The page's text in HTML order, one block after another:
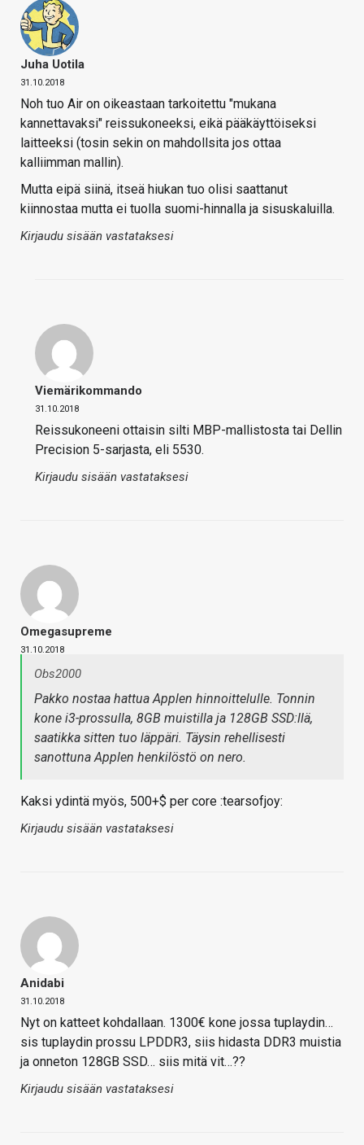
Juha Uotila
31.10.2018
Noh tuo Air on oikeastaan tarkoitettu "mukana
kannettavaksi" reissukoneeksi, eikä pääkäyttöiseksi
laitteeksi (tosin sekin on mahdollsita jos ottaa
kalliimman mallin).
Mutta eipä siinä, itseä hiukan tuo olisi saattanut
kiinnostaa mutta ei tuolla suomi-hinnalla ja sisuskaluilla.
Kirjaudu sisään vastataksesi
Viemärikommando
31.10.2018
Reissukoneeni ottaisin silti MBP-mallistosta tai Dellin
Precision 5-sarjasta, eli 5530.
Kirjaudu sisään vastataksesi
Omegasupreme
31.10.2018
Obs2000
Pakko nostaa hattua Applen hinnoittelulle. Tonnin
kone i3-prossulla, 8GB muistilla ja 128GB SSD:llä,
saatikka sitten tuo läppäri. Täysin rehellisesti
sanottuna Applen henkilöstö on nero.
Kaksi ydintä myös, 500+$ per core :tearsofjoy:
Kirjaudu sisään vastataksesi
Anidabi
31.10.2018
Nyt on katteet kohdallaan. 1300€ kone jossa tuplaydin…
sis tuplaydin prossu LPDDR3, siis hidasta DDR3 muistia
ja onneton 128GB SSD… siis mitä vit…??
Kirjaudu sisään vastataksesi